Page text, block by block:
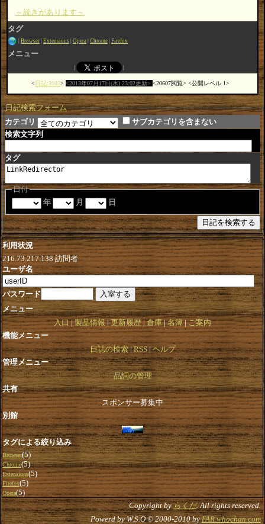
～続きがあります～
タグ
Browser Extensions Opera Chrome Firefox
メニュー
日記:3102 2013年07月17日(水) 23:02更新 20607閲覧 公開レベル 1
日記検索フォーム
カテゴリ
サブカテゴリを含まない
検索文字列
タグ
日付
年
月 日
利用状況
216.73.217.138訪問者
ユーザ名
パスワード
メニュー
入口 製品情報 更新履歴 倉庫 名簿 ご案内
機能メニュー
日誌の検索 RSS ヘルプ
管理メニュー
品詞の管理
共有
スポンサー募集中
別館
タグによる絞り込み
Browser(5)
Chrome(5)
Extensions(5)
Firefox(5)
Opera(5)
Copyright byらくだ. All rights reserved.
Powerd by W.S.O © 2000-2010 byFAR.whochan.com